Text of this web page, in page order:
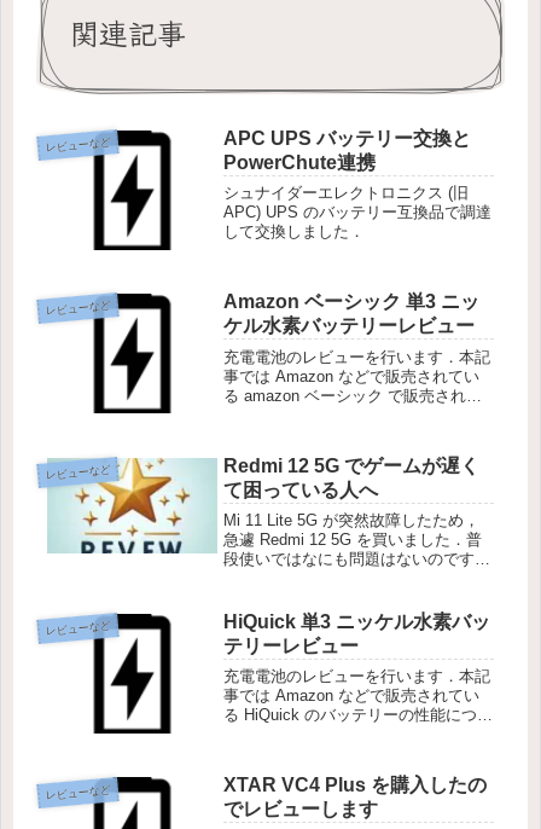
関連記事
レビューなど
APC UPS バッテリー交換と
PowerChute連携
シュナイダーエレクトロニクス (旧
APC) UPS のバッテリー互換品で調達
して交換しました．
レビューなど
Amazon ベーシック 単3 ニッ
ケル水素バッテリーレビュー
充電電池のレビューを行います．本記
事では Amazon などで販売されてい
る amazon ベーシック で販売されて
レビューなど
Redmi 12 5G でゲームが遅く
て困っている人へ
Mi 11 Lite 5G が突然故障したため，
急遽 Redmi 12 5G を買いました．普
段使いではなにも問題はないのです
たので紹介します．
レビューなど
HiQuick 単3 ニッケル水素バッ
テリーレビュー
充電電池のレビューを行います．本記
事では Amazon などで販売されてい
る HiQuick のバッテリーの性能につい
レビューなど
XTAR VC4 Plus を購入したの
でレビューします